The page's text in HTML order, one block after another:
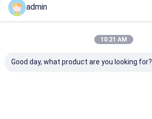
admin
10:21 AM
Good day, what product are you looking for?